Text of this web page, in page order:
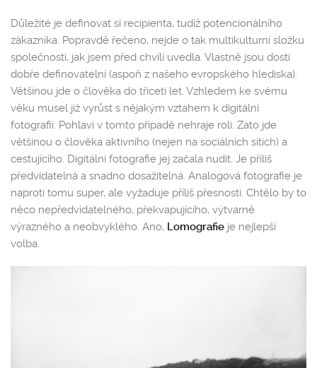
Důležité je definovat si recipienta, tudíž potencionálního
zákazníka. Popravdě řečeno, nejde o tak multikulturní složku
společnosti, jak jsem před chvílí uvedla. Vlastně jsou dosti
dobře definovatelní (aspoň z našeho evropského hlediska).
Většinou jde o člověka do třiceti let. Vzhledem ke svému
věku musel již vyrůst s nějakým vztahem k digitální
fotografii. Pohlaví v tomto případě nehraje roli. Zato jde
většinou o člověka aktivního (nejen na sociálních sítích) a
cestujícího. Digitální fotografie jej začala nudit. Je příliš
předvídatelná a snadno dosažitelná. Analogová fotografie je
naproti tomu super, ale vyžaduje příliš přesnosti. Chtělo by to
něco nepředvídatelného, překvapujícího, výtvarně
výrazného a neobvyklého. Ano, Lomografie je nejlepší
volba.